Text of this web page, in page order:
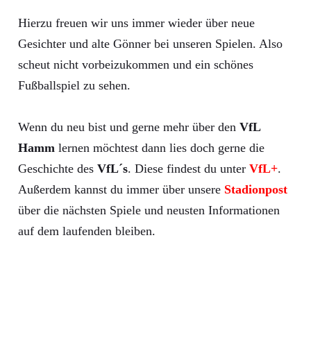
Hierzu freuen wir uns immer wieder über neue
Gesichter und alte Gönner bei unseren Spielen. Also
scheut nicht vorbeizukommen und ein schönes
Fußballspiel zu sehen.
Wenn du neu bist und gerne mehr über den VfL
Hamm lernen möchtest dann lies doch gerne die
Geschichte des VfL´s. Diese findest du unter VfL+.
Außerdem kannst du immer über unsere Stadionpost
über die nächsten Spiele und neusten Informationen
auf dem laufenden bleiben.